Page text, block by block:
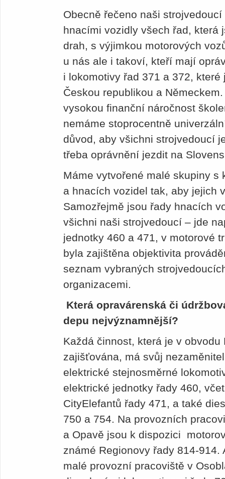
Obecně řečeno naši
hnacími vozidly všech řad, která
drah, s výjimkou motorových
u nás ale i takoví, kteří mají
i lokomotivy řad 371 a 372,
Českou republikou a
vysokou finanční náročnost
nemáme stoprocentně
důvod, aby všichni strojvedoucí
třeba oprávnění jezdit na
Máme vytvořené malé skupiny s
a hnacích vozidel tak, aby jejich
Samozřejmě jsou řady hnacích
všichni naši strojvedoucí – jde
jednotky 460 a 471, v motorové
byla zajištěna objektivita
seznam vybraných
organizacemi.
Která opravárenská či
depu nejvýznamnější?
Každá činnost, která je v
zajišťována, má svůj
elektrické stejnosměrné
elektrické jednotky řady 460,
CityElefantů řady 471, a také
750 a 754. Na provozních
a Opavě jsou k dispozici
známé Regio­novy řady 814-
malé provozní pracoviště v